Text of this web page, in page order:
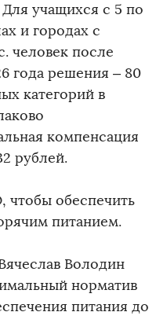
учащихся с 5 по
и городах с
человек после
года решения – 80
категорий в
компенсация
рублей.
обеспечить
питанием.
Володин
норматив
питания до